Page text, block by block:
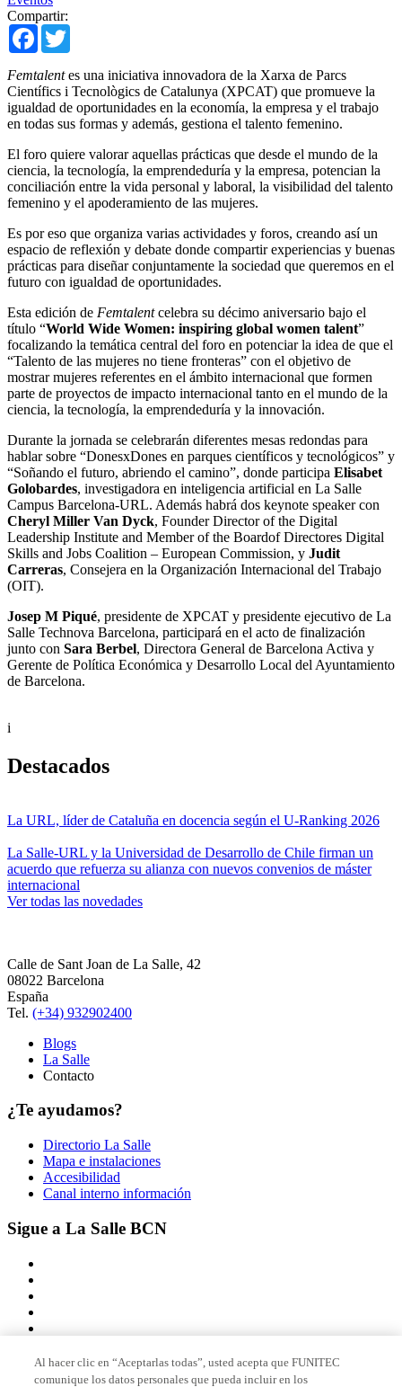
Compartir:
Facebook
Femtalentes una iniciativa innovadora de la Xarxa de Parcs
Científics i Tecnològics de Catalunya (XPCAT) que promueve la
igualdad de oportunidades en la economía, la empresa y el trabajo
en todas sus formas y además, gestiona el talento femenino.
El foro quiere valorar aquellas prácticas que desde el mundo de la
ciencia, la tecnología, la emprendeduría y la empresa, potencian la
conciliación entre la vida personal y laboral, la visibilidad del talento
femenino y el apoderamiento de las mujeres.
Es por eso que organiza varias actividades y foros, creando así un
espacio de reflexión y debate donde compartir experiencias y buenas
prácticas para diseñar conjuntamente la sociedad que queremos en el
futuro con igualdad de oportunidades.
Esta edición de Femtalentcelebra su décimo aniversario bajo el
título “World Wide Women: inspiring global women talent”
focalizando la temática central del foro en potenciar la idea de que el
“Talento de las mujeres no tiene fronteras” con el objetivo de
mostrar mujeres referentes en el ámbito internacional que formen
parte de proyectos de impacto internacional tanto en el mundo de la
ciencia, la tecnología, la emprendeduría y la innovación.
Durante la jornada se celebrarán diferentes mesas redondas para
hablar sobre “DonesxDones en parques científicos y tecnológicos” y
“Soñando el futuro, abriendo el camino”, donde participa Elisabet
Golobardes, investigadora en inteligencia artificial en La Salle
Campus Barcelona-URL. Además habrá dos keynote speaker con
Cheryl Miller Van Dyck, Founder Director of the Digital
Leadership Institute and Member of the Boardof Directores Digital
Skills and Jobs Coalition – European Commission, y Judit
Carreras, Consejera en la Organización Internacional del Trabajo
(OIT).
Josep M Piqué, presidente de XPCAT y presidente ejecutivo de La
Salle Technova Barcelona, participará en el acto de finalización
junto con Sara Berbel, Directora General de Barcelona Activa y
Gerente de Política Económica y Desarrollo Local del Ayuntamiento
de Barcelona.
i
Destacados
La URL, líder de Cataluña en docencia según el U-Ranking 2026
La Salle-URL y la Universidad de Desarrollo de Chile firman un
acuerdo que refuerza su alianza con nuevos convenios de máster
internacional
Ver todas las novedades
Calle de Sant Joan de La Salle, 42
08022 Barcelona
España
Tel. (+34) 932902400
Blogs
La Salle
Contacto
¿Te ayudamos?
Directorio La Salle
Mapa e instalaciones
Accesibilidad
Canal interno información
Sigue a La Salle BCN
Al hacer clic en “Aceptarlas todas”, usted acepta que FUNITEC
comunique los datos personales que pueda incluir en los